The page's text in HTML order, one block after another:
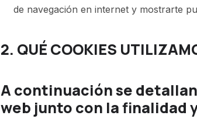
de navegación en internet y mostrarte
2. QUÉ COOKIES
A continuación se
web junto con la finalidad